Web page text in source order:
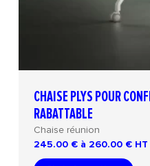
CHAISE PLYS POUR
RABATTABLE
Chaise réunion
245.00 € à 260.00 € HT